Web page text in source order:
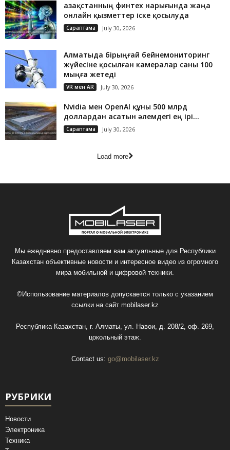
Қазақстанның финтех нарығында жаңа
онлайн қызметтер іске қосылуда
Сараптама July 30, 2026
Алматыда бірыңғай бейнемониторинг
жүйесіне қосылған камералар саны 100
мыңға жетеді
VR мен AR July 30, 2026
Nvidia мен OpenAI құны 500 млрд
доллардан асатын әлемдегі ең ірі...
Сараптама July 30, 2026
Load more
Мы ежедневно предоставляем вам актуальные для Республики
Казахстан объективные новости и интересное видео из огромного
мира мобильной и цифровой техники.
©Использование материалов допускается только с указанием
ссылки на сайт mobilaser.kz
Республика Казахстан, г. Алматы, ул. Навои, д. 208/2, оф. 269,
цокольный этаж.
Contact us: go@mobilaser.kz
РУБРИКИ
Новости
Электроника
Техника